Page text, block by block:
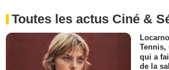
Toutes les actus Ciné &
qui a
de la